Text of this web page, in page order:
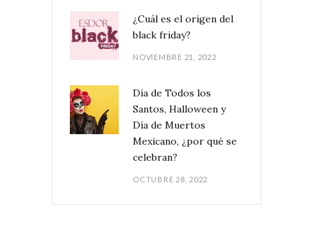
¿Cuál es el origen del
black friday?
NOVIEMBRE 21, 2022
Día de Todos los
Santos, Halloween y
Día de Muertos
Mexicano, ¿por qué se
celebran?
OCTUBRE 28, 2022